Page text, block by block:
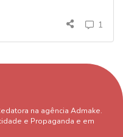
1
na agência Admake.
e Propaganda e em